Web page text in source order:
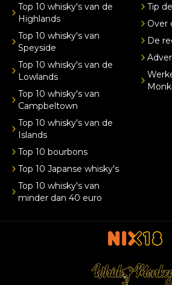
Top 10 whisky's van de
Highlands
Top 10 whisky's van
Speyside
Top 10 whisky's van de
Lowlands
Top 10 whisky's van
Campbeltown
Top 10 whisky's van de
Islands
Top 10 bourbons
Top 10 Japanse whisky's
Top 10 whisky's van
minder dan 40 euro
Tip
Over
De